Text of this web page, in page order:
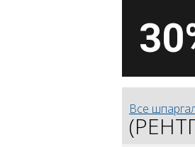
Все